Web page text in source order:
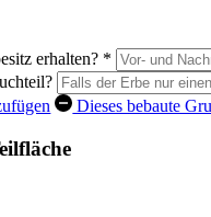
erhalten? *
Dieses bebaute